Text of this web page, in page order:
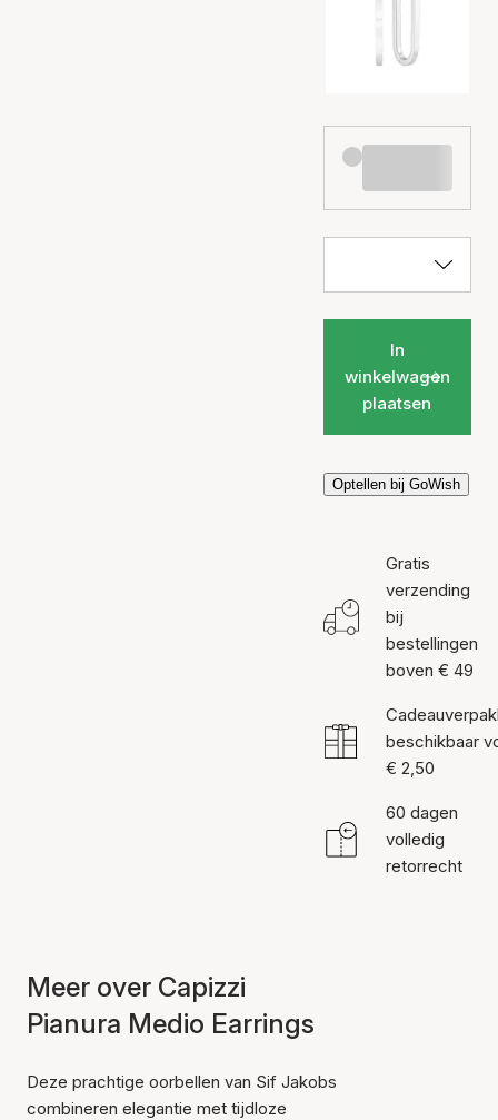
In
winkelwagen
plaatsen
Optellen bij GoWish
Gratis
verzending
bij
bestellingen
boven € 49
beschikbaar
€ 2,50
60 dagen
volledig
retorrecht
Meer over Capizzi
Pianura Medio Earrings
Deze prachtige oorbellen van Sif Jakobs
combineren elegantie met tijdloze